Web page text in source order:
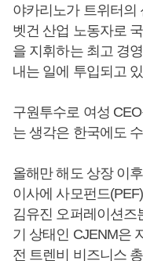
야카리노가 트위터의
벳건 산업 노동자로
을 지휘하는 최고 경
내는 일에 투입되고
구원투수로 여성
는 생각은 한국에도
올해만 해도 상장 이
이사에 사모펀드
김유진 오퍼레이션즈
기 상태인 CJENM은
전 트렌비 비즈니스